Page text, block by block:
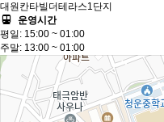
대원칸타빌더테라스1단지
운영시간
평일: 15:00 ~ 01:00
주말: 13:00 ~ 01:00